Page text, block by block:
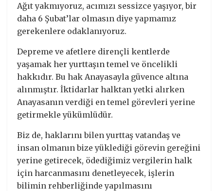
Ağıt yakmıyoruz, acımızı sessizce yaşıyor, bir
daha 6 Şubat’lar olmasın diye yapmamız
gerekenlere odaklanıyoruz.
Depreme ve afetlere dirençli kentlerde
yaşamak her yurttaşın temel ve öncelikli
hakkıdır. Bu hak Anayasayla güvence altına
alınmıştır. İktidarlar halktan yetki alırken
Anayasanın verdiği en temel görevleri yerine
getirmekle yükümlüdür.
Biz de, haklarını bilen yurttaş vatandaş ve
insan olmanın bize yüklediği görevin gereğini
yerine getirecek, ödediğimiz vergilerin halk
için harcanmasını denetleyecek, işlerin
bilimin rehberliğinde yapılmasını